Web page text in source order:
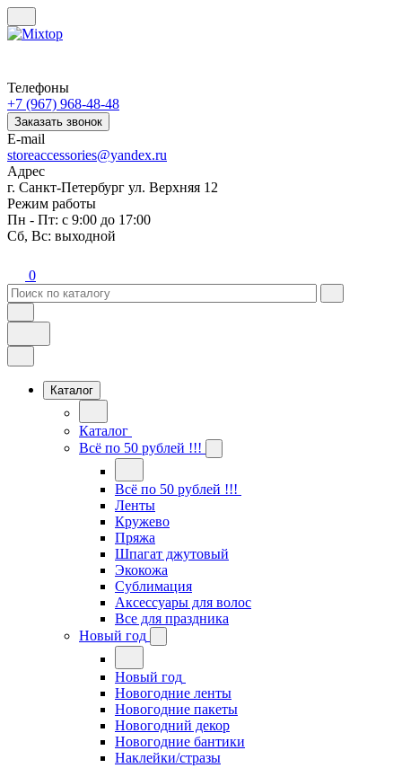
Телефоны
+7 (967) 968-48-48
Заказать звонок
E-mail
storeaccessories@yandex.ru
Адрес
г. Санкт-Петербург ул. Верхняя 12
Режим работы
Пн - Пт: с 9:00 до 17:00
Сб, Вс: выходной
0
Каталог
Каталог
Всё по 50 рублей !!!
Всё по 50 рублей !!!
Ленты
Кружево
Пряжа
Шпагат джутовый
Экокожа
Сублимация
Аксессуары для волос
Все для праздника
Новый год
Новый год
Новогодние ленты
Новогодние пакеты
Новогодний декор
Новогодние бантики
Наклейки/стразы